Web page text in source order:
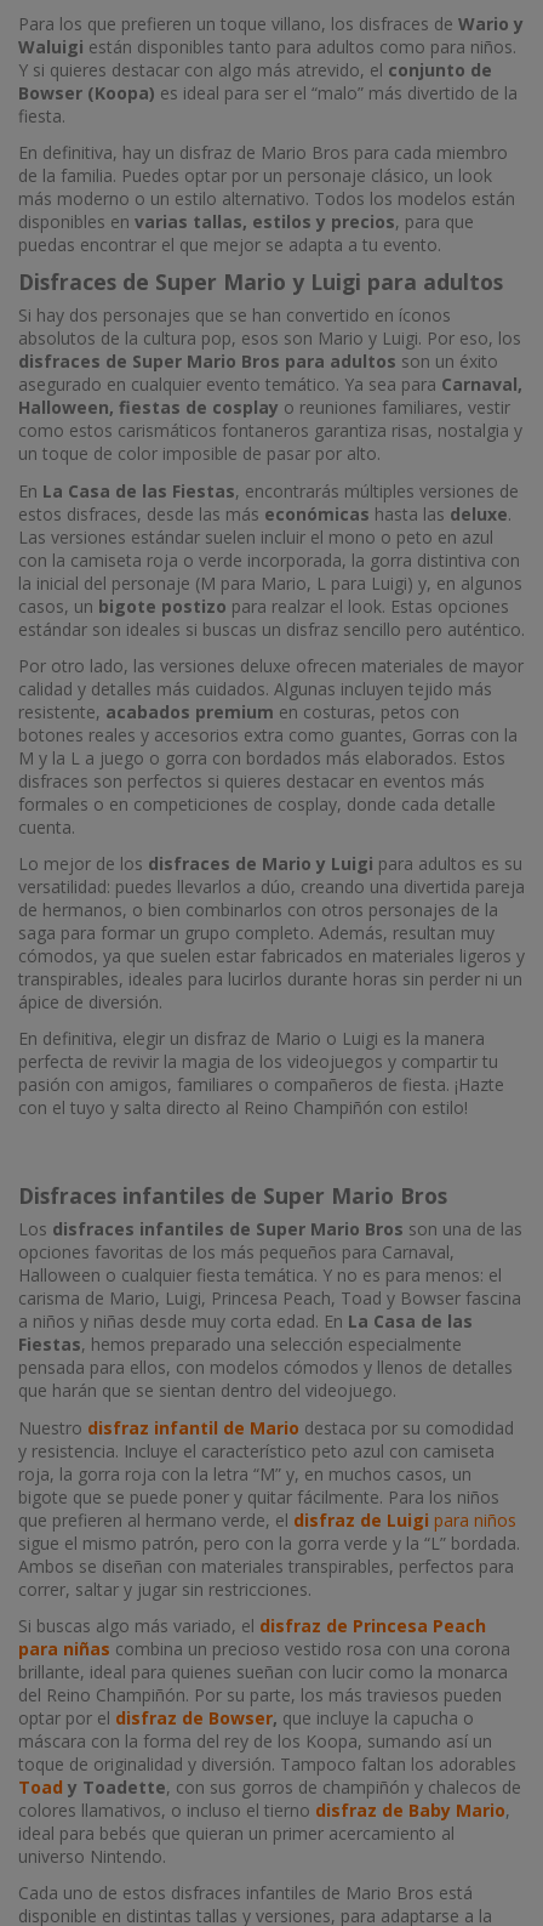
Para los que prefieren un toque villano, los disfraces de Wario y
Waluigi están disponibles tanto para adultos como para niños.
Y si quieres destacar con algo más atrevido, el conjunto de
Bowser (Koopa) es ideal para ser el “malo” más divertido de la
fiesta.
En definitiva, hay un disfraz de Mario Bros para cada miembro
de la familia. Puedes optar por un personaje clásico, un look
más moderno o un estilo alternativo. Todos los modelos están
disponibles en varias tallas, estilos y precios, para que
puedas encontrar el que mejor se adapta a tu evento.
Disfraces de Super Mario y Luigi para adultos
Si hay dos personajes que se han convertido en íconos
absolutos de la cultura pop, esos son Mario y Luigi. Por eso, los
disfraces de Super Mario Bros para adultos son un éxito
asegurado en cualquier evento temático. Ya sea para Carnaval,
Halloween, fiestas de cosplay o reuniones familiares, vestir
como estos carismáticos fontaneros garantiza risas, nostalgia y
un toque de color imposible de pasar por alto.
En La Casa de las Fiestas, encontrarás múltiples versiones de
estos disfraces, desde las más económicas hasta las deluxe.
Las versiones estándar suelen incluir el mono o peto en azul
con la camiseta roja o verde incorporada, la gorra distintiva con
la inicial del personaje (M para Mario, L para Luigi) y, en algunos
casos, un bigote postizo para realzar el look. Estas opciones
estándar son ideales si buscas un disfraz sencillo pero auténtico.
Por otro lado, las versiones deluxe ofrecen materiales de mayor
calidad y detalles más cuidados. Algunas incluyen tejido más
resistente, acabados premium en costuras, petos con
botones reales y accesorios extra como guantes, Gorras con la
M y la L a juego o gorra con bordados más elaborados. Estos
disfraces son perfectos si quieres destacar en eventos más
formales o en competiciones de cosplay, donde cada detalle
cuenta.
Lo mejor de los disfraces de Mario y Luigi para adultos es su
versatilidad: puedes llevarlos a dúo, creando una divertida pareja
de hermanos, o bien combinarlos con otros personajes de la
saga para formar un grupo completo. Además, resultan muy
cómodos, ya que suelen estar fabricados en materiales ligeros y
transpirables, ideales para lucirlos durante horas sin perder ni un
ápice de diversión.
En definitiva, elegir un disfraz de Mario o Luigi es la manera
perfecta de revivir la magia de los videojuegos y compartir tu
pasión con amigos, familiares o compañeros de fiesta. ¡Hazte
con el tuyo y salta directo al Reino Champiñón con estilo!
Disfraces infantiles de Super Mario Bros
Los disfraces infantiles de Super Mario Bros son una de las
opciones favoritas de los más pequeños para Carnaval,
Halloween o cualquier fiesta temática. Y no es para menos: el
carisma de Mario, Luigi, Princesa Peach, Toad y Bowser fascina
a niños y niñas desde muy corta edad. En La Casa de las
Fiestas, hemos preparado una selección especialmente
pensada para ellos, con modelos cómodos y llenos de detalles
que harán que se sientan dentro del videojuego.
Nuestro disfraz infantil de Mario destaca por su comodidad
y resistencia. Incluye el característico peto azul con camiseta
roja, la gorra roja con la letra “M” y, en muchos casos, un
bigote que se puede poner y quitar fácilmente. Para los niños
que prefieren al hermano verde, el disfraz de Luigi para niños
sigue el mismo patrón, pero con la gorra verde y la “L” bordada.
Ambos se diseñan con materiales transpirables, perfectos para
correr, saltar y jugar sin restricciones.
Si buscas algo más variado, el disfraz de Princesa Peach
para niñas combina un precioso vestido rosa con una corona
brillante, ideal para quienes sueñan con lucir como la monarca
del Reino Champiñón. Por su parte, los más traviesos pueden
optar por el disfraz de Bowser, que incluye la capucha o
máscara con la forma del rey de los Koopa, sumando así un
toque de originalidad y diversión. Tampoco faltan los adorables
Toad y Toadette, con sus gorros de champiñón y chalecos de
colores llamativos, o incluso el tierno disfraz de Baby Mario,
ideal para bebés que quieran un primer acercamiento al
universo Nintendo.
Cada uno de estos disfraces infantiles de Mario Bros está
disponible en distintas tallas y versiones, para adaptarse a la